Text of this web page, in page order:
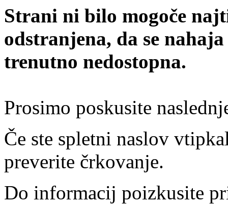
Strani ni bilo mogoče
odstranjena, da se
trenutno nedostopna.
Prosimo poskusite
Če ste spletni naslov
preverite črkovanje.
Do informacij poizkusite